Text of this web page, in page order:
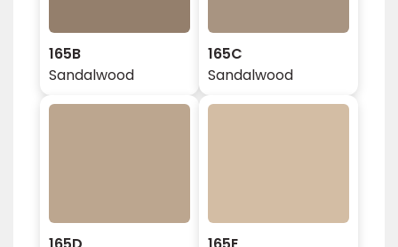
165B
Sandalwood
165C
Sandalwood